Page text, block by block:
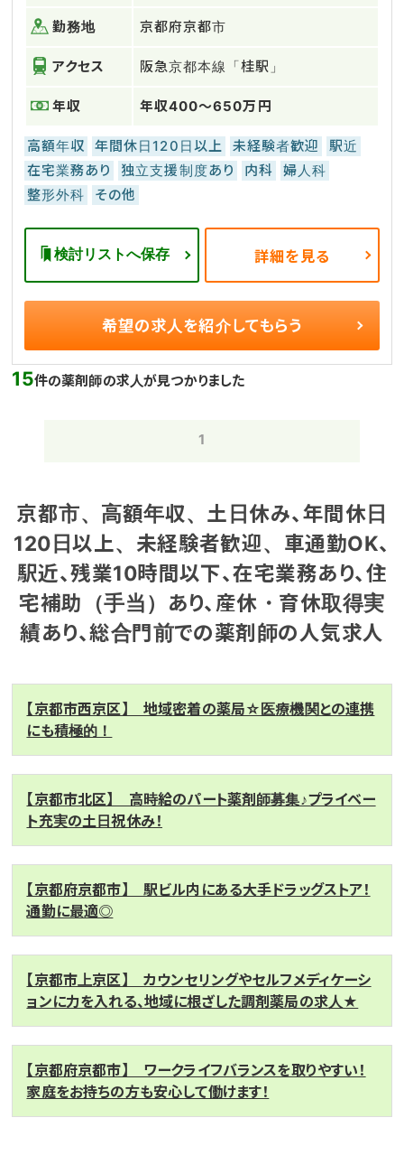
勤務地 京都府京都市
アクセス 阪急京都本線「桂駅」
年収 年収400～650万円
高額年収 年間休日120日以上 未経験者歓迎
駅近
在宅業務あり
独立支援制度あり 内科
婦人科
整形外科
その他
検討リストへ保存 詳細を見る
希望の求人を紹介してもらう
15件の薬剤師の求人が見つかりました
1
京都市、高額年収、土日休み、年間休日
120日以上、未経験者歓迎、車通勤OK、
駅近、残業10時間以下、在宅業務あり、住
宅補助（手当）あり、産休・育休取得実
績あり、総合門前での薬剤師の人気求人
【京都市西京区】 地域密着の薬局☆医療機関との連携
にも積極的！
【京都市北区】 高時給のパート薬剤師募集♪プライベー
ト充実の土日祝休み！
【京都府京都市】 駅ビル内にある大手ドラッグストア！
通勤に最適◎
【京都市上京区】 カウンセリングやセルフメディケーシ
ョンに力を入れる、地域に根ざした調剤薬局の求人★
【京都府京都市】 ワークライフバランスを取りやすい！
家庭をお持ちの方も安心して働けます！